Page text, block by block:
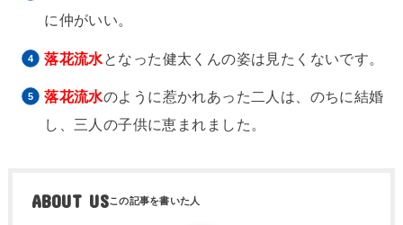
に仲がいい。
落花流水となった健太くんの姿は見たくないです。
落花流水のように惹かれあった二人は、のちに結婚
し、三人の子供に恵まれました。
ABOUT US